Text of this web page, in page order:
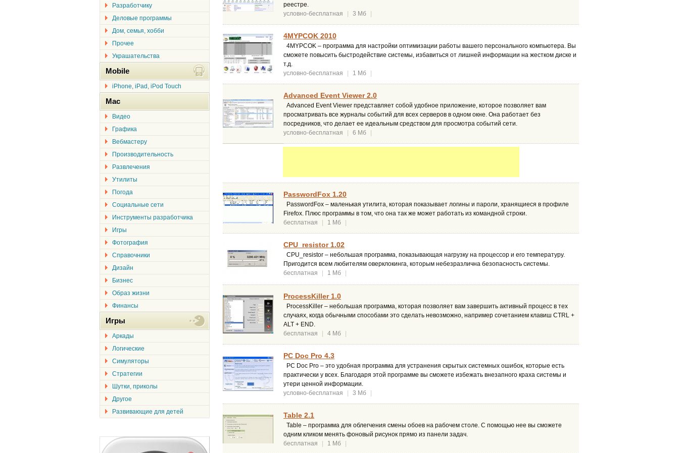
реестре.
условно-бесплатная
3 Мб
4MYPCOK 2010
4MYPCOK – программа для настройки оптимизации работы вашего персонального компьютера. Вы
сможете повысить быстродействие системы, избавиться от лишней информации на жестком диске и
т.д.
условно-бесплатная
1 Мб
Advanced Event Viewer 2.0
Advanced Event Viewer представляет собой удобное приложение, которое позволяет вам
просматривать все журналы событий для всех серверов в одном окне. Она работает без
посредников, что делает ее идеальным средством для просмотра событий сети.
условно-бесплатная
6 Мб
PasswordFox 1.20
PasswordFox – маленькая утилита, которая показывает логины и пароли, хранящиеся в профиле
Firefox. Плюс программы в том, что она так же может работать из командной строки.
бесплатная
1 Мб
CPU_resistor 1.02
CPU_resistor – небольшая программа, показывающая нагрузку на процессор и его температуру.
Пригодится всем любителям оверклокинга, которым небезразлична безопасность системы.
бесплатная
1 Мб
ProcessKiller 1.0
ProcessKiller – небольшая программа, которая позволяет вам завершить активный процесс в тех
случаях, когда обычными способами это сделать невозможно, например сочетанием клавиш CTRL +
ALT + END.
бесплатная
4 Мб
PC Doc Pro 4.3
PC Doc Pro – это удобная программа для устранения скрытых системных ошибок, которые есть
практически у всех. Благодаря этой программе вы сможете избежать внезапного краха системы и
утери ценной информации.
условно-бесплатная
3 Мб
Table 2.1
Table – программа для облегчения смены обоев на рабочем столе. С помощью нее вы сможете
одним кликом менять фоновый рисунок прямо из панели задач.
бесплатная
1 Мб
Разработчику
Деловые программы
Дом, семья, хобби
Прочее
Украшательства
Mobile
iPhone, iPad, iPod Touch
Mac
Видео
Графика
Вебмастеру
Производительность
Развлечения
Утилиты
Погода
Социальные сети
Инструменты разработчика
Игры
Фотография
Справочники
Дизайн
Бизнес
Образ жизни
Финансы
Игры
Аркады
Логические
Симуляторы
Стратегии
Шутки, приколы
Другое
Развивающие для детей